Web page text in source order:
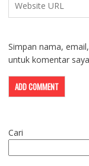
Simpan nama,
untuk komentar
Cari